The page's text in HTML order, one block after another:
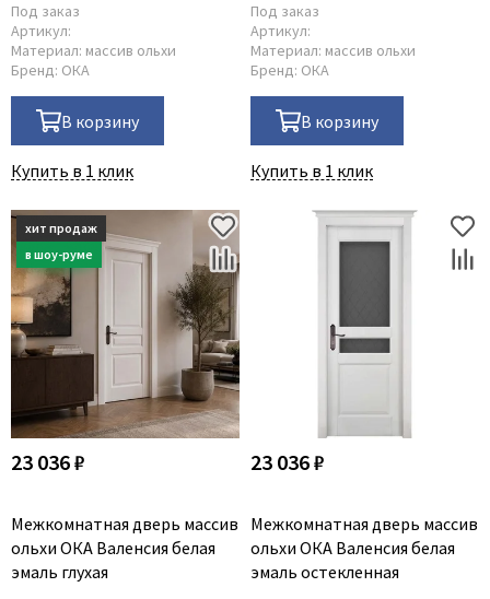
Под заказ
Артикул:
Материал: массив ольхи
Бренд: ОКА
В корзину
Купить в 1 клик
Под заказ
Артикул:
Материал: массив ольхи
Бренд: ОКА
В корзину
Купить в 1 клик
23 036 ₽
Межкомнатная дверь массив
ольхи ОКА Валенсия белая
эмаль глухая
23 036 ₽
Межкомнатная дверь массив
ольхи ОКА Валенсия белая
эмаль остекленная